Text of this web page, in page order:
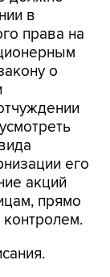
в
права на
о
его
акций
прямо
контролем.